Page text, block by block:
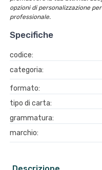
opzioni di personalizzazione
professionale.
Specifiche
codice:
categoria:
formato:
tipo di carta:
grammatura:
marchio: